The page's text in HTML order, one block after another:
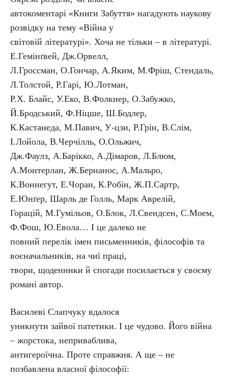
автокоментарі «Книги Забуття» нагадують наукову
розвідку на тему «Війна у
світовій літературі». Хоча не тільки – в літературі.
Е.Гемінґвей, Дж.Орвелл,
Л.Гроссман, О.Гончар, А.Яким, М.Фріш, Стендаль,
Л.Толстой, Р.Гарі, Ю.Лотман,
Р.Х. Блайс, У.Еко, В.Фолкнер, О.Забужко,
Й.Бродський, Ф.Ніцше, Ш.Бодлер,
К.Кастанеда, М.Павич, У-цзи, Р.Грін, В.Слім,
І.Лойола, В.Черчілль, О.Ольжич,
Дж.Фаулз, А.Барікко, А.Дімаров, Л.Блюм,
А.Монтерлан, Ж.Бернанос, А.Мальро,
К.Воннегут, Е.Чоран, К.Робін, Ж.П.Сартр,
Е.Юнґер, Шарль де Голль, Марк Аврелій,
Горацій, М.Гумільов, О.Блок, Л.Свендсен, С.Моем,
Ф.Фош, Ю.Евола… І це далеко не
повний перелік імен письменників, філософів та
воєначальників, на чиї праці,
твори, щоденники й спогади посилається у своєму
романі автор.
Василеві Слапчуку вдалося
уникнути зайвої патетики. І це чудово. Його війна
– жорстока, неприваблива,
антигероїчна. Проте справжня. А ще – не
позбавлена власної філософії: